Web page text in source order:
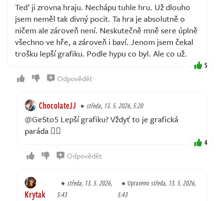
Teď ji zrovna hraju. Nechápu tuhle hru. Už dlouho
jsem neměl tak divný pocit. Ta hra je absolutně o
ničem ale zároveň není. Neskutečně mně sere úplně
všechno ve hře, a zároveň i baví. Jenom jsem čekal
trošku lepší grafiku. Podle hypu co byl. Ale co už.
5
Odpovědět
ChocolateJJ středa, 13. 5. 2026, 5:20
@GeSto5 Lepší grafiku? Vždyť to je grafická
paráda 🤦‍♂️
4
Odpovědět
Krytak
středa, 13. 5. 2026,
5:43
Upravenostředa, 13. 5. 2026,
5:43